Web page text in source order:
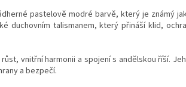
pastelově modré barvě, který je známý
duchovním talismanem, který přináší klid,
vnitřní harmonii a spojení s andělskou říší.
a bezpečí.